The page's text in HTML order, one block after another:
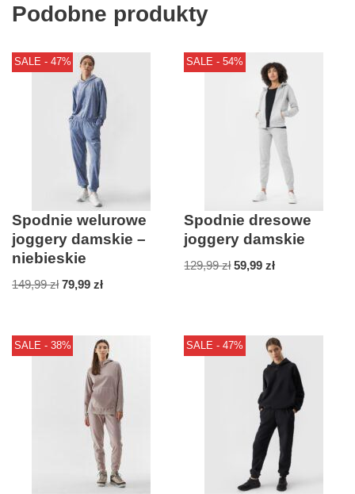
Podobne produkty
SALE - 47%
Spodnie welurowe
joggery damskie –
niebieskie
149,99zł 79,99 zł
SALE - 54%
Spodnie dresowe
joggery damskie
129,99zł 59,99zł
SALE - 38% SALE - 47%